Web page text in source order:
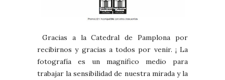
Gracias a la Catedral de Pamplona por
recibirnos y gracias a todos por venir. ¡ La
fotografía es un magnífico medio para
trabajar la sensibilidad de nuestra mirada y la